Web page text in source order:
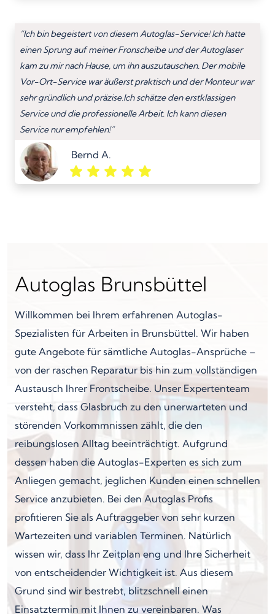
“Ich bin begeistert von diesem Autoglas-Service! Ich hatte
einen Sprung auf meiner Fronscheibe und der Autoglaser
kam zu mir nach Hause, um ihn auszutauschen. Der mobile
Vor-Ort-Service war äußerst praktisch und der Monteur war
sehr gründlich und präzise.Ich schätze den erstklassigen
Service und die professionelle Arbeit. Ich kann diesen
Service nur empfehlen!”
Bernd A.
Autoglas Brunsbüttel
Willkommen bei Ihrem erfahrenen Autoglas-
Spezialisten für Arbeiten in Brunsbüttel. Wir haben
gute Angebote für sämtliche Autoglas-Ansprüche –
von der raschen Reparatur bis hin zum vollständigen
Austausch Ihrer Frontscheibe. Unser Expertenteam
versteht, dass Glasbruch zu den unerwarteten und
störenden Vorkommnissen zählt, die den
reibungslosen Alltag beeinträchtigt. Aufgrund
dessen haben die Autoglas-Experten es sich zum
Anliegen gemacht, jeglichen Kunden einen schnellen
Service anzubieten. Bei den Autoglas Profis
profitieren Sie als Auftraggeber von sehr kurzen
Wartezeiten und variablen Terminen. Natürlich
wissen wir, dass Ihr Zeitplan eng und Ihre Sicherheit
von entscheidender Wichtigkeit ist. Aus diesem
Grund sind wir bestrebt, blitzschnell einen
Einsatztermin mit Ihnen zu vereinbaren. Was